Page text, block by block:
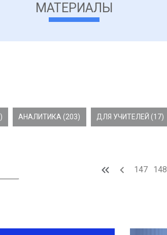
МАТЕРИАЛЫ
АНАЛИТИКА (203) ДЛЯ УЧИТЕЛЕЙ (17)
147 148